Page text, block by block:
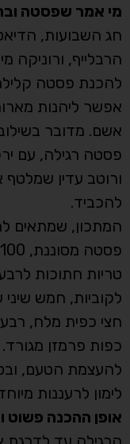
מי אמר שפסטה
חג השבועות,
הרבלייף, ורוניקה
להכנת פסטה
אפשר ליהנות
אשם. מדובר
פסטה רגילה, עם
ורוטב עדין
להכביד.
טריות חתוכות
לקוביות, חמש
כפות פרמזן מגורד.
להעצמת הטעם,
לימון לרעננות
אופן ההכנה פשוט